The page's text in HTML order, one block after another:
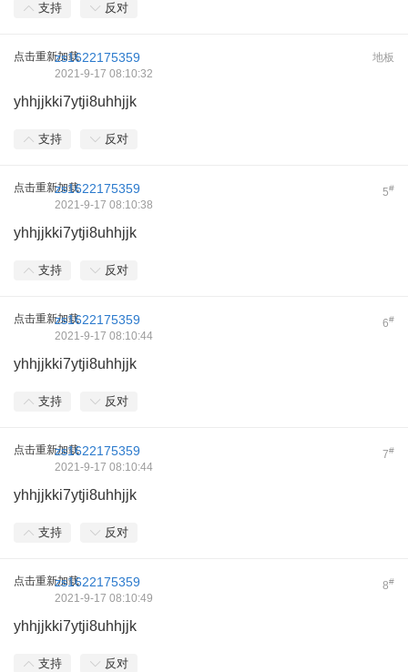
支持 反对
点击重新加载 地板
zs1622175359
2021-9-17 08:10:32
yhhjjkki7ytji8uhhjjk
支持 反对
点击重新加载 5#
zs1622175359
2021-9-17 08:10:38
yhhjjkki7ytji8uhhjjk
支持 反对
点击重新加载 6#
zs1622175359
2021-9-17 08:10:44
yhhjjkki7ytji8uhhjjk
支持 反对
点击重新加载 7#
zs1622175359
2021-9-17 08:10:44
yhhjjkki7ytji8uhhjjk
支持 反对
点击重新加载 8#
zs1622175359
2021-9-17 08:10:49
yhhjjkki7ytji8uhhjjk
支持 反对